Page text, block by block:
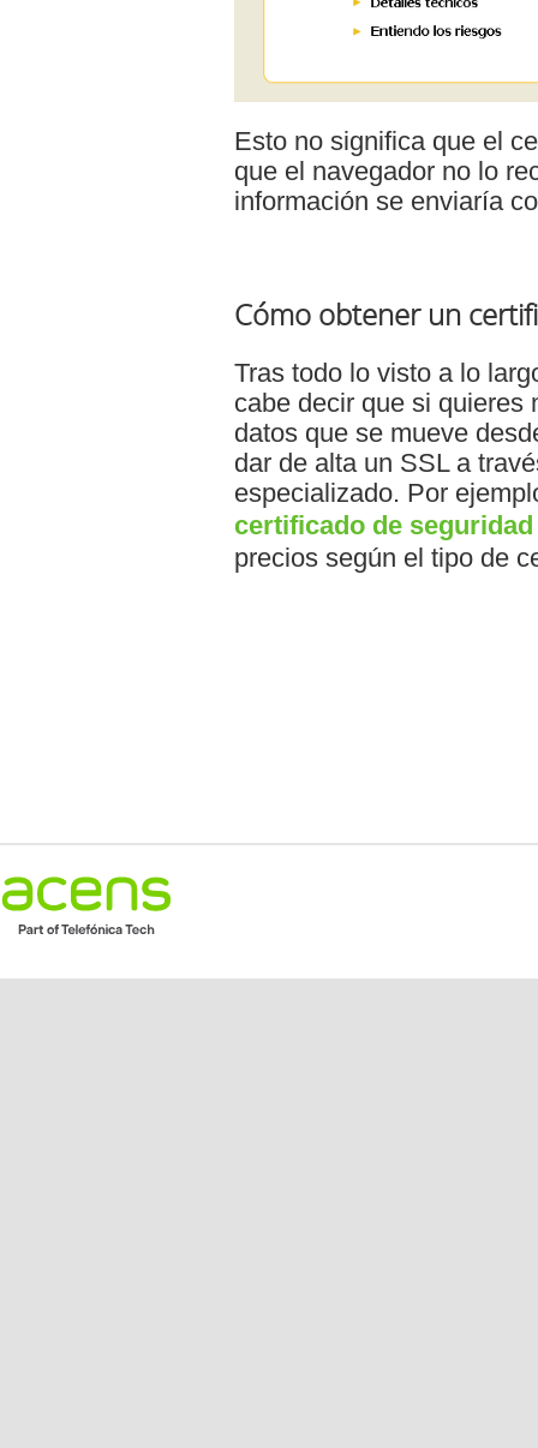
Esto no significa que el
que el navegador no lo
información se enviaría
Cómo obtener un
Tras todo lo visto a lo
cabe decir que si quieres
datos que se mueve
dar de alta un SSL a
especializado. Por
certificado de
precios según el tipo de